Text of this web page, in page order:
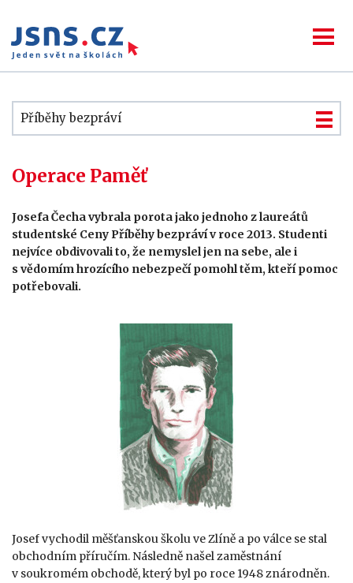
Příběhy bezpráví
Operace Paměť
Josefa Čecha vybrala porota jako jednoho z laureátů
studentské Ceny Příběhy bezpráví v roce 2013. Studenti
nejvíce obdivovali to, že nemyslel jen na sebe, ale i
s vědomím hrozícího nebezpečí pomohl těm, kteří pomoc
potřebovali.
Josef vychodil měšťanskou školu ve Zlíně a po válce se stal
obchodním příručím. Následně našel zaměstnání
v soukromém obchodě, který byl po roce 1948 znárodněn.